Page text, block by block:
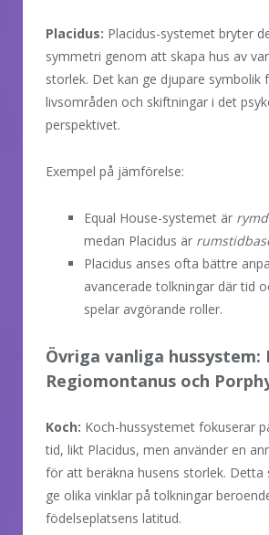
Placidus: Placidus-systemet bryter
symmetri genom att skapa hus av
storlek. Det kan ge djupare symbolik
livsområden och skiftningar i det
perspektivet.
Exempel på jämförelse:
Equal House-systemet är
medan Placidus är
Placidus anses ofta bättre
avancerade tolkningar där tid
spelar avgörande roller.
Övriga vanliga hussystem:
Regiomontanus och
Koch: Koch-hussystemet fokuserar
tid, likt Placidus, men använder en
för att beräkna husens storlek. Detta
ge olika vinklar på tolkningar
födelseplatsens latitud.